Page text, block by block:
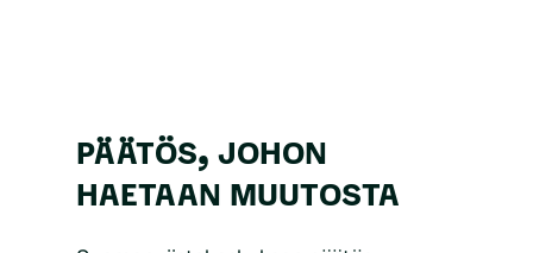
PÄÄTÖS, JOHON
HAETAAN MUUTOSTA